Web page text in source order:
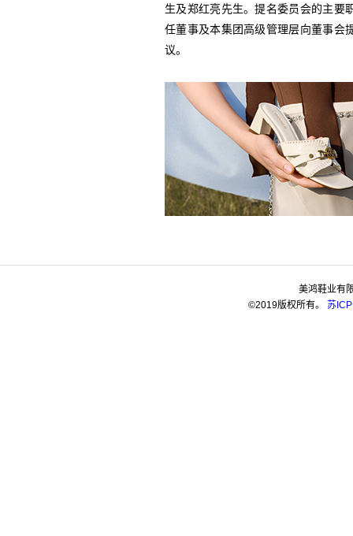
生及郑红亮先生。提名委员会的主要
任董事及本集团高级管理层向董事会
议。
美鸿鞋业有
©2019版权所有。 苏